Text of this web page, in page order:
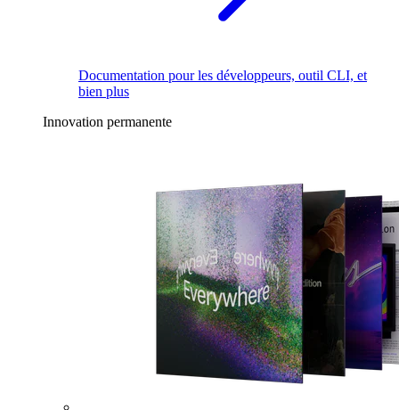
Documentation pour les développeurs, outil CLI, et
bien plus
Innovation permanente